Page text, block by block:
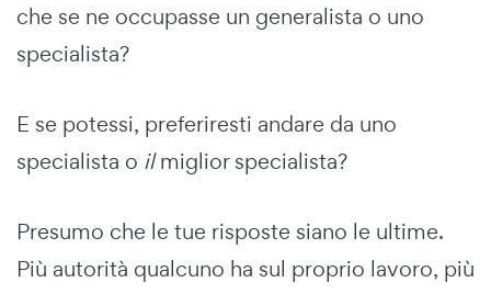
che se ne occupasse un generalista o uno
specialista?
E se potessi, preferiresti andare da uno
specialista o ilmiglior specialista?
Presumo che le tue risposte siano le ultime.
Più autorità qualcuno ha sul proprio lavoro, più